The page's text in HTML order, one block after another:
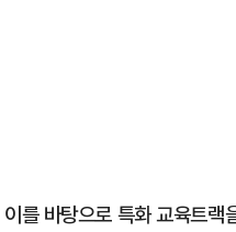
를 바탕으로 특화 교육트랙